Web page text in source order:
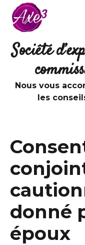
Aller au contenu
Société
Nous vous
les
donné
époux